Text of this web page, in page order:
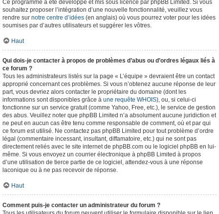
Ce programme a été développé et mis sous licence par phpBB Limited. Si vous
souhaitez proposer l’intégration d’une nouvelle fonctionnalité, veuillez vous
rendre sur notre centre d’idées (en anglais) où vous pourrez voter pour les idées
soumises par d’autres utilisateurs et suggérer les vôtres.
Haut
Qui dois-je contacter à propos de problèmes d’abus ou d’ordres légaux liés à
ce forum ?
Tous les administrateurs listés sur la page « L’équipe » devraient être un contact
approprié concernant ces problèmes. Si vous n’obtenez aucune réponse de leur
part, vous devriez alors contacter le propriétaire du domaine (dont les
informations sont disponibles grâce à une requête WHOIS), ou, si celui-ci
fonctionne sur un service gratuit (comme Yahoo, Free, etc.), le service de gestion
des abus. Veuillez noter que phpBB Limited n’a absolument aucune juridiction et
ne peut en aucun cas être tenu comme responsable de comment, où et par qui
ce forum est utilisé. Ne contactez pas phpBB Limited pour tout problème d’ordre
légal (commentaire incessant, insultant, diffamatoire, etc.) qui ne sont pas
directement reliés avec le site internet de phpBB.com ou le logiciel phpBB en lui-
même. Si vous envoyez un courrier électronique à phpBB Limited à propos
d’une utilisation de tierce partie de ce logiciel, attendez-vous à une réponse
laconique ou à ne pas recevoir de réponse.
Haut
Comment puis-je contacter un administrateur du forum ?